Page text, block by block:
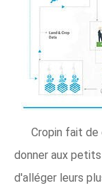
Cropin fait
donner aux
d'alléger leurs